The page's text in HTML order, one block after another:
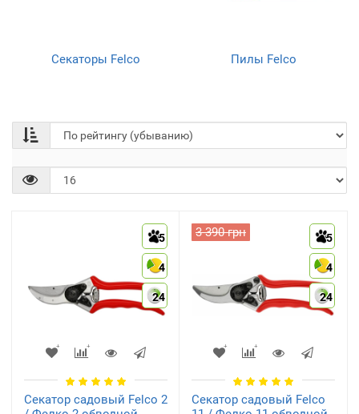
Сменные детали для
садового инструмента
(14)
(13)
Садовые пилы
(12)
Садовые ножницы
(11)
Секаторы Felco Пилы Felco
5
4
24
Секатор садовый Felco 2
5
4
24
3 390 грн
Секатор садовый Felco